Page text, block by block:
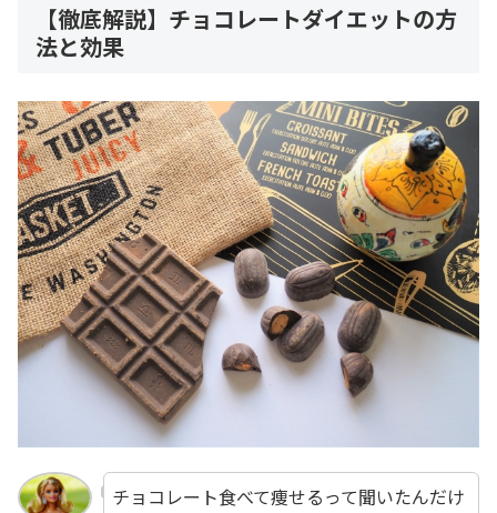
【徹底解説】チョコレートダイエットの方
法と効果
チョコレート食べて痩せるって聞いたんだけ